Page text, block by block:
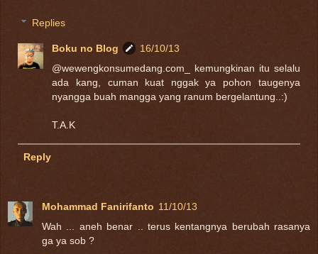
Replies
Boku no Blog
16/10/13
@wewengkonsumedang.com_ kemungkinan itu selalu
ada kang, cuman kuat nggak ya pohon taugenya
nyangga buah mangga yang ranum bergelantung..:)
T.A.K
Reply
Mohammad Fanirifanto 11/10/13
Wah ... aneh benar .. terus kentangnya berubah rasanya
ga ya sob ?